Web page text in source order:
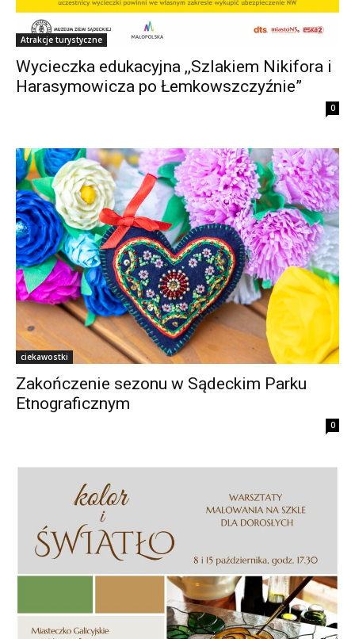
Atrakcje turystyczne
Wycieczka edukacyjna ,,Szlakiem Nikifora i
Harasymowicza po Łemkowszczyźnie”
0
ciekawostki
Zakończenie sezonu w Sądeckim Parku
Etnograficznym
0